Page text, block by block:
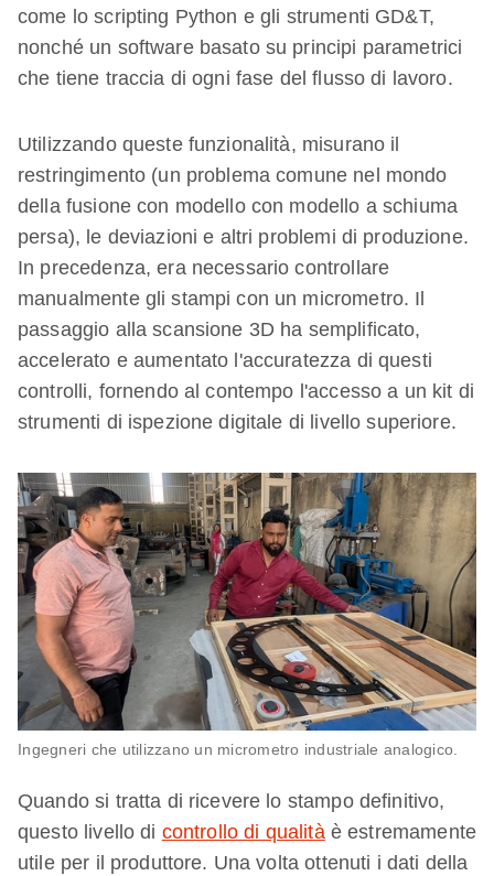
come lo scripting Python e gli strumenti GD&T,
nonché un software basato su principi parametrici
che tiene traccia di ogni fase del flusso di lavoro.
Utilizzando queste funzionalità, misurano il
restringimento (un problema comune nel mondo
della fusione con modello con modello a schiuma
persa), le deviazioni e altri problemi di produzione.
In precedenza, era necessario controllare
manualmente gli stampi con un micrometro. Il
passaggio alla scansione 3D ha semplificato,
accelerato e aumentato l'accuratezza di questi
controlli, fornendo al contempo l'accesso a un kit di
strumenti di ispezione digitale di livello superiore.
Ingegneri che utilizzano un micrometro industriale analogico.
Quando si tratta di ricevere lo stampo definitivo,
questo livello di controllo di qualitàè estremamente
utile per il produttore. Una volta ottenuti i dati della